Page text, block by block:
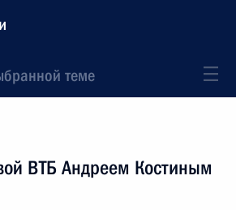
теме
ВТБ Андреем Костиным